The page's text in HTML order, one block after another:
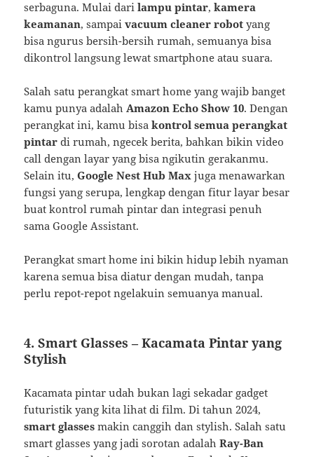
serbaguna. Mulai darilampu pintar,kamera
keamanan, sampaivacuum cleaner robot yang
bisa ngurus bersih-bersih rumah, semuanya bisa
dikontrol langsung lewat smartphone atau suara.
Salah satu perangkat smart home yang wajib banget
kamu punya adalah Amazon Echo Show 10. Dengan
perangkat ini, kamu bisakontrol semua perangkat
pintar di rumah, ngecek berita, bahkan bikin video
call dengan layar yang bisa ngikutin gerakanmu.
Selain itu,Google Nest Hub Max juga menawarkan
fungsi yang serupa, lengkap dengan fitur layar besar
buat kontrol rumah pintar dan integrasi penuh
sama Google Assistant.
Perangkat smart home ini bikin hidup lebih nyaman
karena semua bisa diatur dengan mudah, tanpa
perlu repot-repot ngelakuin semuanya manual.
4.Smart Glasses – Kacamata Pintar yang
Stylish
Kacamata pintar udah bukan lagi sekadar gadget
futuristik yang kita lihat di film. Di tahun 2024,
smart glasses makin canggih dan stylish. Salah satu
smart glasses yang jadi sorotan adalahRay-Ban